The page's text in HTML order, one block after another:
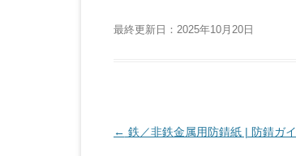
最終更新日：2025年10月20日
投
← 鉄／非鉄金属用防錆紙 | 防錆ガ